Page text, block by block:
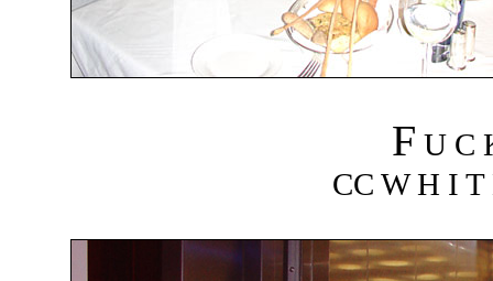
F U C
CC W H I T